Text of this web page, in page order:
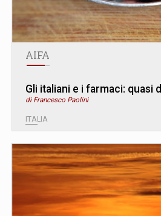
AIFA
Gli italiani e i farmaci: quasi
di Francesco Paolini
ITALIA